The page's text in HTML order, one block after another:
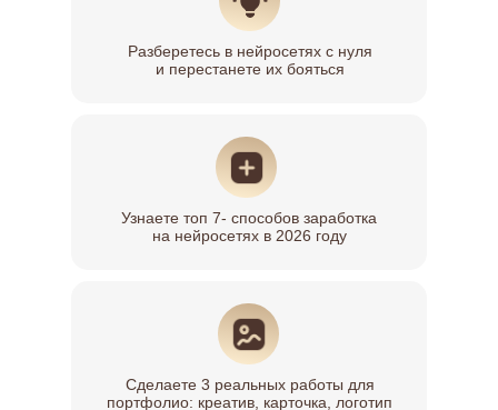
Разберетесь в нейросетях с нуля
и перестанете их бояться
Узнаете топ 7- способов заработка
на нейросетях в 2026 году
Сделаете 3 реальных работы для
портфолио: креатив, карточка, логотип